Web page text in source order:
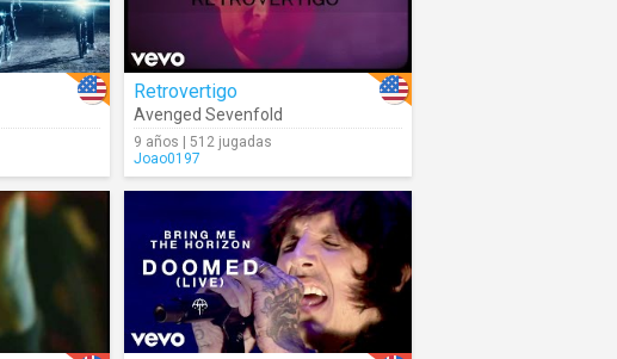
Retrovertigo
Avenged Sevenfold
9 años | 512 jugadas
Joao0197